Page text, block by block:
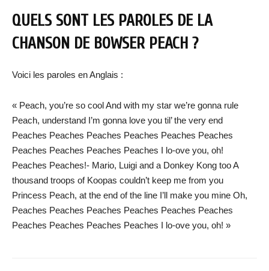
QUELS SONT LES PAROLES DE LA
CHANSON DE BOWSER PEACH ?
Voici les paroles en Anglais :
« Peach, you’re so cool And with my star we’re gonna rule
Peach, understand I’m gonna love you til’ the very end
Peaches Peaches Peaches Peaches Peaches Peaches
Peaches Peaches Peaches Peaches I lo-ove you, oh!
Peaches Peaches!- Mario, Luigi and a Donkey Kong too A
thousand troops of Koopas couldn’t keep me from you
Princess Peach, at the end of the line I’ll make you mine Oh,
Peaches Peaches Peaches Peaches Peaches Peaches
Peaches Peaches Peaches Peaches I lo-ove you, oh! »